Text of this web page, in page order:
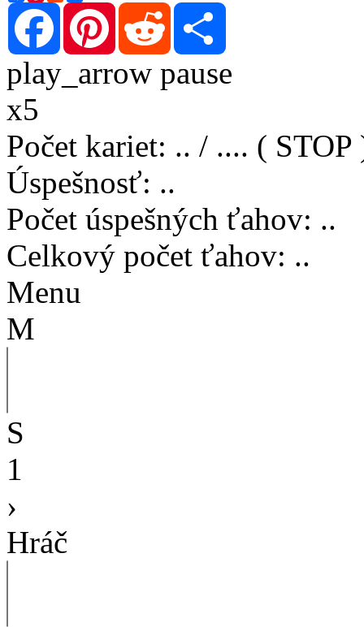
Facebook
Pinterest Reddit
play_arrow pause
x5
Počet kariet: .. / .... ( STOP
Úspešnosť: ..
Počet úspešných ťahov: ..
Celkový počet ťahov: ..
Menu
M
S
1
›
Hráč